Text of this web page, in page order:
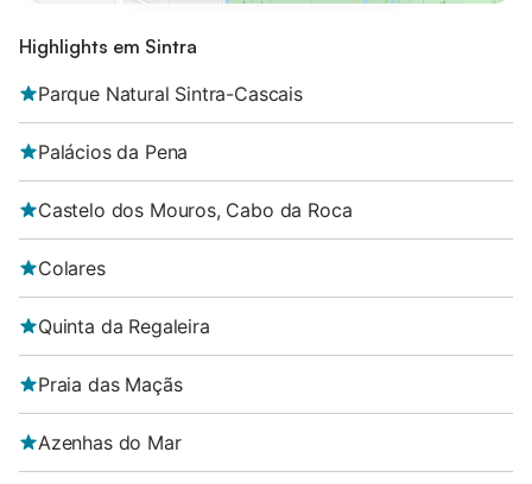
Highlights em Sintra
Parque Natural Sintra-Cascais
Palácios da Pena
Castelo dos Mouros, Cabo da Roca
Colares
Quinta da Regaleira
Praia das Maçãs
Azenhas do Mar